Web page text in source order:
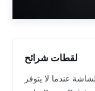
لقطات شرائح
عندما لا يتوفر